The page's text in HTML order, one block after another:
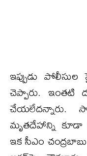
ఇప్పుడు
చెప్పారు. ఇంత‌టి
చేయ‌లేద‌న్నారు.
మృతదేహాన్ని
ఇక సీఎం